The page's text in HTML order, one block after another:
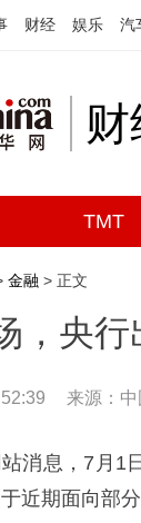
财经 娱乐 汽
TMT
金融 > 正文
，央行
来源：
消息，7月1
近期面向部